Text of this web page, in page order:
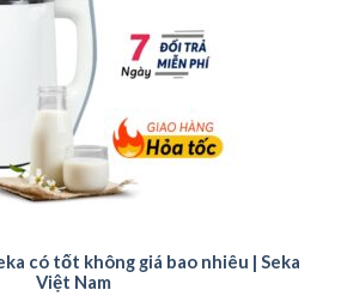
có tốt không giá bao nhiêu | Seka
Việt Nam